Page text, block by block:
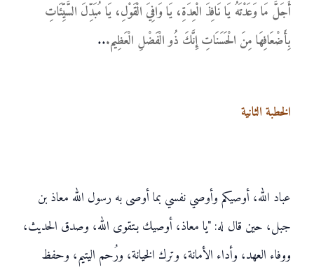
أَجَلَّ مَا وَعَدْتَهُ يَا نَافِذَ الْعِدَةِ، يَا وَافِيَ الْقَوْلِ، يَا مُبَدِّلَ السَّيِّئَاتِ
بِأَضْعَافِهَا مِنَ الْحَسَنَاتِ إِنَّكَ ذُو الْفَضْلِ الْعَظِيم...
الخطبة الثانية
عباد الله، أوصيكم وأوصي نفسي بما أوصى به رسول الله معاذ بن
جبل، حين قال له: "يا معاذ، أوصيك بـتقوى الله، وصدق الحديث،
ووفاء العهد، وأداء الأمانة، وترك الخيانة، ورُحم اليتيم، وحفظ